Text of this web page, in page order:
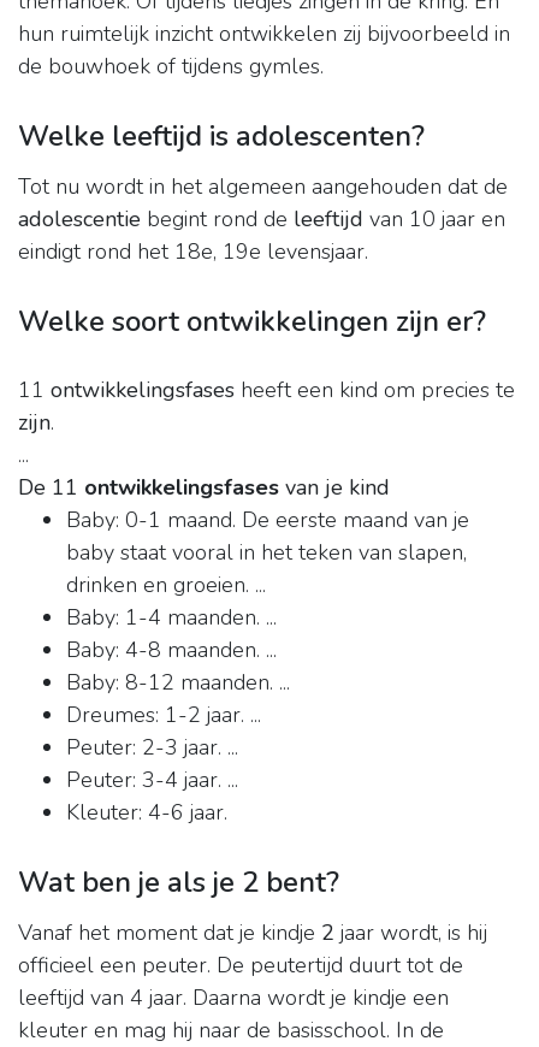
hun ruimtelijk inzicht ontwikkelen zij bijvoorbeeld in
de bouwhoek of tijdens gymles.
Welke leeftijd is adolescenten?
Tot nu wordt in het algemeen aangehouden dat de
adolescentie begint rond de leeftijd van 10 jaar en
eindigt rond het 18e, 19e levensjaar.
Welke soort ontwikkelingen zijn er?
11 ontwikkelingsfases heeft een kind om precies te
zijn.
...
De 11 ontwikkelingsfases van je kind
Baby: 0-1 maand. De eerste maand van je
baby staat vooral in het teken van slapen,
drinken en groeien. ...
Baby: 1-4 maanden. ...
Baby: 4-8 maanden. ...
Baby: 8-12 maanden. ...
Dreumes: 1-2 jaar. ...
Peuter: 2-3 jaar. ...
Peuter: 3-4 jaar. ...
Kleuter: 4-6 jaar.
Wat ben je als je 2 bent?
Vanaf het moment dat je kindje 2 jaar wordt, is hij
officieel een peuter. De peutertijd duurt tot de
leeftijd van 4 jaar. Daarna wordt je kindje een
kleuter en mag hij naar de basisschool. In de